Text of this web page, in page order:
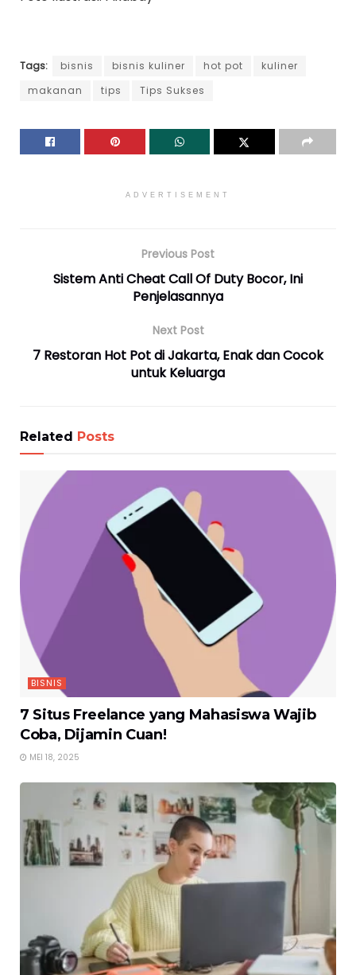
Tags: bisnis bisnis kuliner hot pot
kuliner
makanan
tips Tips Sukses
ADVERTISEMENT
Previous Post
Sistem Anti Cheat Call Of Duty Bocor, Ini
Penjelasannya
Next Post
7 Restoran Hot Pot di Jakarta, Enak dan Cocok
untuk Keluarga
Related Posts
BISNIS
7 Situs Freelance yang Mahasiswa Wajib
Coba, Dijamin Cuan!
MEI 18, 2025